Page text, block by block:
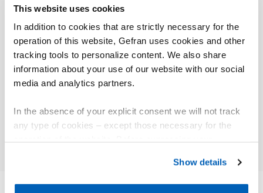
This website uses cookies
In addition to cookies that are strictly necessary for the
operation of this website, Gefran uses cookies and other
tracking tools to personalize content. We also share
information about your use of our website with our social
media and analytics partners.
In the absence of your explicit consent we will not track
any type of cookies – except those necessary for the
Gefran - Cookie
policy.
Show details
Un code de protection software (protégé par mot de
passe) permet de restreindre l’accès à la visualisation
et/ou la modification des paramètres de configuration.
01 Description